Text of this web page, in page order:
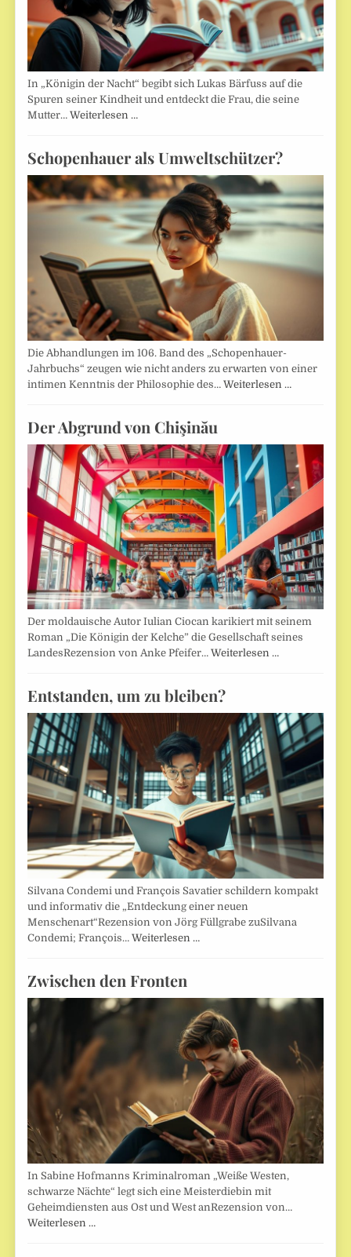
In „Königin der Nacht“ begibt sich Lukas Bärfuss auf die
Spuren seiner Kindheit und entdeckt die Frau, die seine
Mutter…Weiterlesen …
Schopenhauer als Umweltschützer?
Die Abhandlungen im 106. Band des „Schopenhauer-
Jahrbuchs“ zeugen wie nicht anders zu erwarten von einer
intimen Kenntnis der Philosophie des…Weiterlesen …
Der Abgrund von Chişinău
Der moldauische Autor Iulian Ciocan karikiert mit seinem
Roman „Die Königin der Kelche” die Gesellschaft seines
LandesRezension von Anke Pfeifer…Weiterlesen …
Entstanden, um zu bleiben?
Silvana Condemi und François Savatier schildern kompakt
und informativ die „Entdeckung einer neuen
Menschenart“Rezension von Jörg Füllgrabe zuSilvana
Condemi; François…Weiterlesen …
Zwischen den Fronten
In Sabine Hofmanns Kriminalroman „Weiße Westen,
schwarze Nächte“ legt sich eine Meisterdiebin mit
Geheimdiensten aus Ost und West anRezension von…
Weiterlesen …